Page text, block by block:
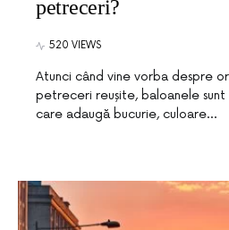
petreceri?
520 VIEWS
Atunci când vine vorba despre
petreceri reușite, baloanele sunt
care adaugă bucurie, culoare…